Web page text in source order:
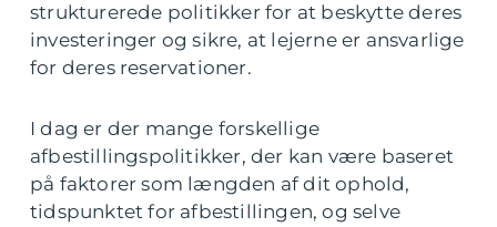
strukturerede politikker for at beskytte deres
investeringer og sikre, at lejerne er ansvarlige
for deres reservationer.
I dag er der mange forskellige
afbestillingspolitikker, der kan være baseret
på faktorer som længden af dit ophold,
tidspunktet for afbestillingen, og selve